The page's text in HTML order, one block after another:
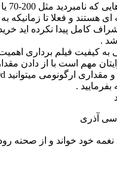
هستند و فعلا تا زمانیکه به
کامل پیدا نکرده اید خرید
.
به کیفیت فیلم برداری
مهم است با از دادن
آذری
خود خواند و از صحنه